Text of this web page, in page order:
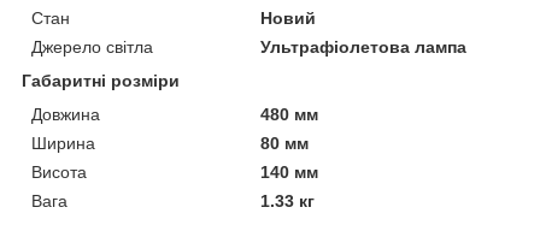
Стан
Новий
Джерело світла
Ультрафіолетова лампа
Габаритні розміри
Довжина
480 мм
Ширина
80 мм
Висота
140 мм
Вага
1.33 кг